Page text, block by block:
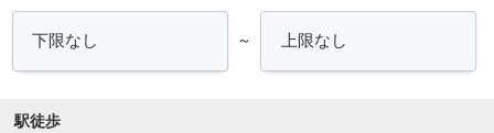
～
駅徒歩